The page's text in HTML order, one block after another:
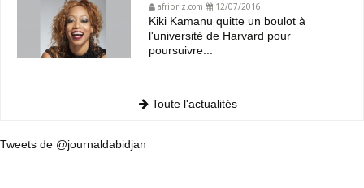
afripriz.com 12/07/2016
Kiki Kamanu quitte un boulot à
l'université de Harvard pour
poursuivre...
Toute l'actualités
Tweets de @journaldabidjan